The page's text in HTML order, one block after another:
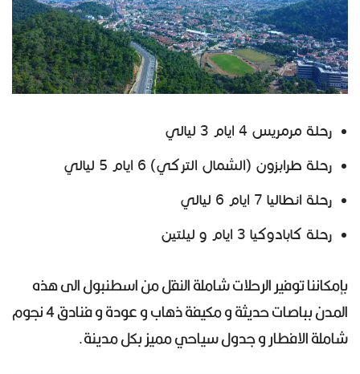
رحلة مرمريس 4 ايام 3 ليالي
رحلة طرابزون (الشمال التركي) 6 ايام 5 ليالي
رحلة انطاليا 7 ايام 6 ليالي
رحلة كابادوكيا 3 ايام و ليلتين
بإمكاننا توفير الرحلات شاملة النقل من اسطنبول الى هذه
المدن بباصات حديثة و مكيفة ذهاب و عودة و فنادق 4 نجوم
شاملة الافطار و جدول سياحي مميز بكل مدينة.